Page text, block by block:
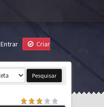
Entrar
Criar